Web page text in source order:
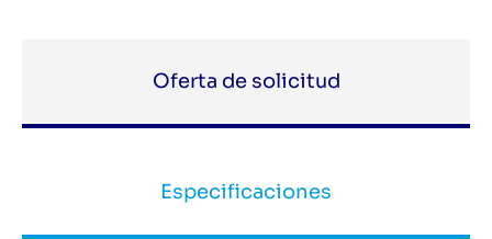
Oferta de solicitud
Especificaciones